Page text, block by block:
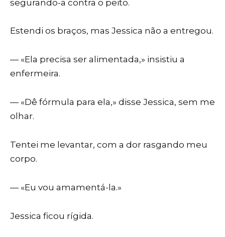
segurando-a contra o peito.
Estendi os braços, mas Jessica não a entregou.
— «Ela precisa ser alimentada,» insistiu a
enfermeira.
— «Dê fórmula para ela,» disse Jessica, sem me
olhar.
Tentei me levantar, com a dor rasgando meu
corpo.
— «Eu vou amamentá-la.»
Jessica ficou rígida.